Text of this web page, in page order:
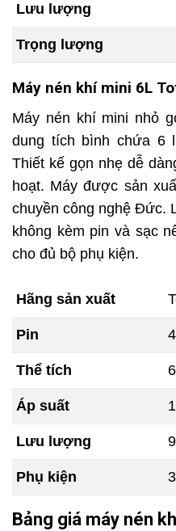
Lưu lượng
Trọng lượng
Máy nén khí mini 6L
Máy nén khí mini nhỏ
dung tích bình chứa 6
Thiết kế gọn nhẹ dễ
hoạt. Máy được sản
chuyền công nghệ Đức.
không kèm pin và sạc
cho đủ bộ phụ kiện.
Hãng sản xuất
Pin
Thể tích
Áp suất
Lưu lượng
Phụ kiện
Bảng giá máy nén